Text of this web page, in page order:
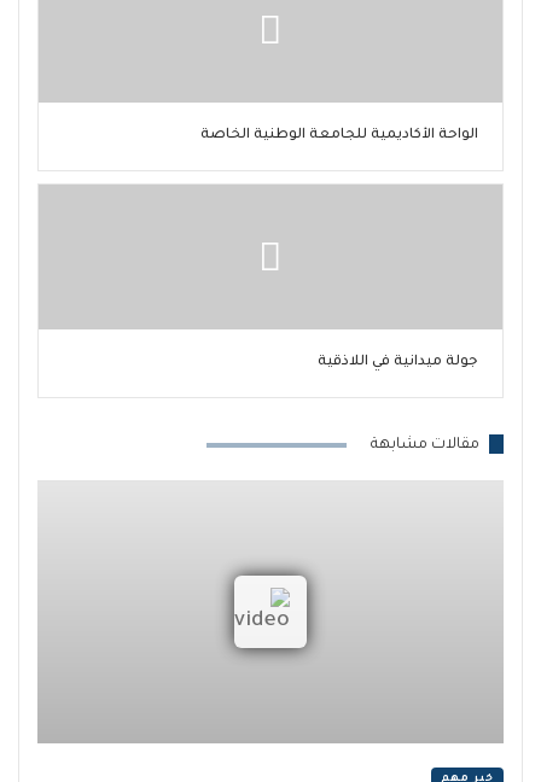
الواحة الأكاديمية للجامعة الوطنية الخاصة
جولة ميدانية في اللاذقية
مقالات مشابهة